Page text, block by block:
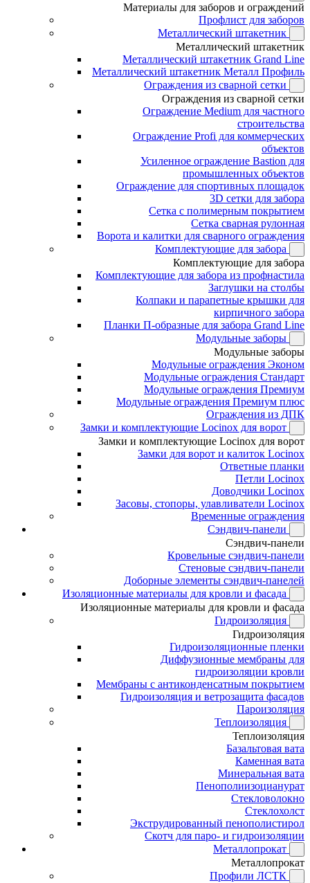
Материалы для заборов и ограждений
Профлист для заборов
Металлический штакетник
Металлический штакетник
Металлический штакетник Grand Line
Металлический штакетник Металл Профиль
Ограждения из сварной сетки
Ограждения из сварной сетки
Ограждение Medium для частного
строительства
Ограждение Profi для коммерческих
объектов
Усиленное ограждение Bastion для
промышленных объектов
Ограждение для спортивных площадок
3D сетки для забора
Сетка с полимерным покрытием
Сетка сварная рулонная
Ворота и калитки для сварного ограждения
Комплектующие для забора
Комплектующие для забора
Комплектующие для забора из профнастила
Заглушки на столбы
Колпаки и парапетные крышки для
кирпичного забора
Планки П-образные для забора Grand Line
Модульные заборы
Модульные заборы
Модульные ограждения Эконом
Модульные ограждения Стандарт
Модульные ограждения Премиум
Модульные ограждения Премиум плюс
Ограждения из ДПК
Замки и комплектующие Locinox для ворот
Замки и комплектующие Locinox для ворот
Замки для ворот и калиток Locinox
Ответные планки
Петли Locinox
Доводчики Locinox
Засовы, стопоры, улавливатели Locinox
Временные ограждения
Сэндвич-панели
Сэндвич-панели
Кровельные сэндвич-панели
Стеновые сэндвич-панели
Доборные элементы сэндвич-панелей
Изоляционные материалы для кровли и фасада
Изоляционные материалы для кровли и фасада
Гидроизоляция
Гидроизоляция
Гидроизоляционные пленки
Диффузионные мембраны для
гидроизоляции кровли
Мембраны с антиконденсатным покрытием
Гидроизоляция и ветрозащита фасадов
Пароизоляция
Теплоизоляция
Теплоизоляция
Базальтовая вата
Каменная вата
Минеральная вата
Пенополиизоцианурат
Стекловолокно
Стеклохолст
Экструдированный пенополистирол
Скотч для паро- и гидроизоляции
Металлопрокат
Металлопрокат
Профили ЛСТК